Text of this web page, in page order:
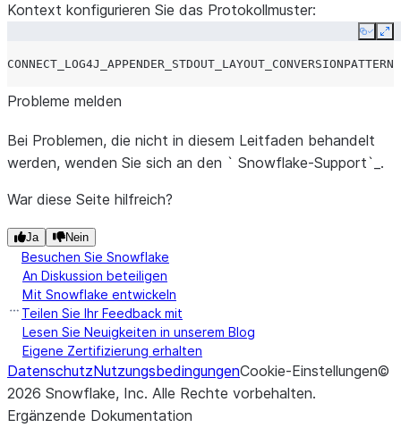
Kontext konfigurieren Sie das Protokollmuster:
Copy
CONNECT_LOG4J_APPENDER_STDOUT_LAYOUT_CONVERSIONPATTERN
Probleme melden
Bei Problemen, die nicht in diesem Leitfaden behandelt
werden, wenden Sie sich an den ` Snowflake-Support`_.
War diese Seite hilfreich?
Ja Nein
Besuchen Sie Snowflake
An Diskussion beteiligen
Mit Snowflake entwickeln
Teilen Sie Ihr Feedback mit
Lesen Sie Neuigkeiten in unserem Blog
Eigene Zertifizierung erhalten
DatenschutzNutzungsbedingungenCookie-Einstellungen©
2026 Snowflake, Inc. Alle Rechte vorbehalten.
Ergänzende Dokumentation